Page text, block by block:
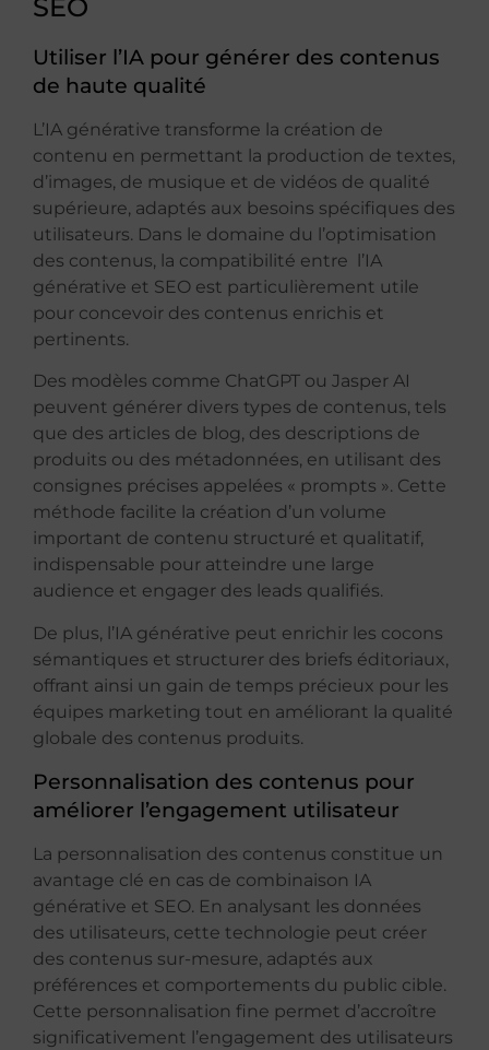
SEO
Utiliser l’IA pour générer des contenus
de haute qualité
L’IA générative transforme la création de
contenu en permettant la production de textes,
d’images, de musique et de vidéos de qualité
supérieure, adaptés aux besoins spécifiques des
utilisateurs. Dans le domaine du l’optimisation
des contenus, la compatibilité entre l’IA
générative et SEO est particulièrement utile
pour concevoir des contenus enrichis et
pertinents.
Des modèles comme ChatGPT ou Jasper AI
peuvent générer divers types de contenus, tels
que des articles de blog, des descriptions de
produits ou des métadonnées, en utilisant des
consignes précises appelées « prompts ». Cette
méthode facilite la création d’un volume
important de contenu structuré et qualitatif,
indispensable pour atteindre une large
audience et engager des leads qualifiés.
De plus, l’IA générative peut enrichir les cocons
sémantiques et structurer des briefs éditoriaux,
offrant ainsi un gain de temps précieux pour les
équipes marketing tout en améliorant la qualité
globale des contenus produits.
Personnalisation des contenus pour
améliorer l’engagement utilisateur
La personnalisation des contenus constitue un
avantage clé en cas de combinaison IA
générative et SEO. En analysant les données
des utilisateurs, cette technologie peut créer
des contenus sur-mesure, adaptés aux
préférences et comportements du public cible.
Cette personnalisation fine permet d’accroître
significativement l’engagement des utilisateurs